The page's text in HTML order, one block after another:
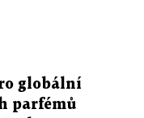
globální
parfémů